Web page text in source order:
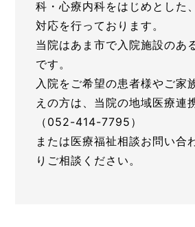
科・心療内科をはじめとした
対応を行っております。
当院はあま市で入院施設のあ
です。
入院をご希望の患者様やご家
えの方は、当院の地域医療連
（052-414-7795）
または医療福祉相談お問い合
りご相談ください。